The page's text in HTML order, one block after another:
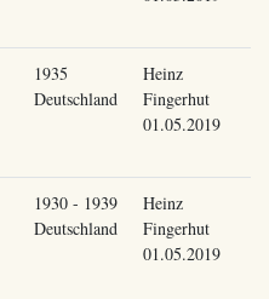
1935
Deutschland
Heinz
Fingerhut
01.05.2019
1930 - 1939
Deutschland
Heinz
Fingerhut
01.05.2019